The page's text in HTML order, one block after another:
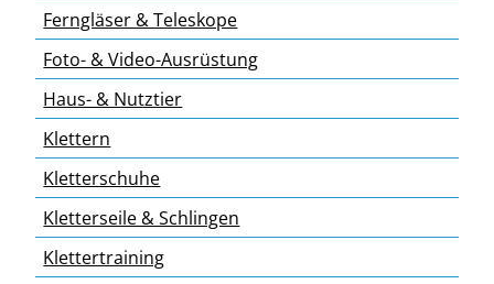
Ferngläser & Teleskope
Foto- & Video-Ausrüstung
Haus- & Nutztier
Klettern
Kletterschuhe
Kletterseile & Schlingen
Klettertraining